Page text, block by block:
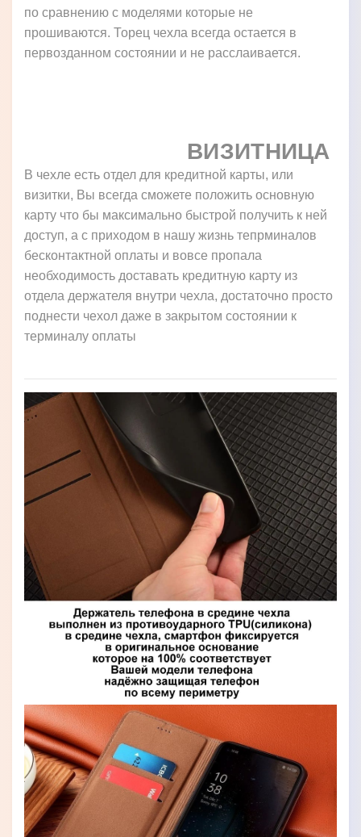
по сравнению с моделями которые не
прошиваются. Торец чехла всегда остается в
первозданном состоянии и не расслаивается.
ВИЗИТНИЦА
В чехле есть отдел для кредитной карты, или
визитки, Вы всегда сможете положить основную
карту что бы максимально быстрой получить к ней
доступ, а с приходом в нашу жизнь тепрминалов
бесконтактной оплаты и вовсе пропала
необходимость доставать кредитную карту из
отдела держателя внутри чехла, достаточно просто
поднести чехол даже в закрытом состоянии к
терминалу оплаты